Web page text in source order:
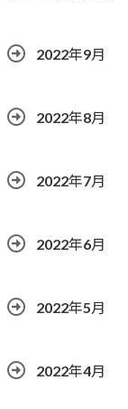
2022年9月
2022年8月
2022年7月
2022年6月
2022年5月
2022年4月